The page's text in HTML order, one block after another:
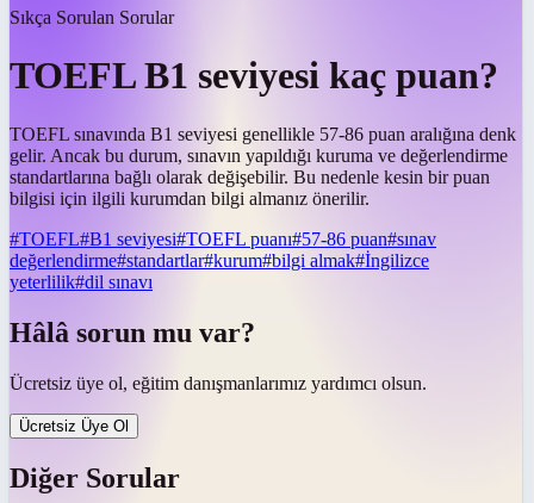
Sıkça Sorulan Sorular
TOEFL B1 seviyesi kaç puan?
TOEFL sınavında B1 seviyesi genellikle 57-86 puan aralığına denk
gelir. Ancak bu durum, sınavın yapıldığı kuruma ve değerlendirme
standartlarına bağlı olarak değişebilir. Bu nedenle kesin bir puan
bilgisi için ilgili kurumdan bilgi almanız önerilir.
#TOEFL#B1 seviyesi#TOEFL puanı#57-86 puan#sınav
değerlendirme#standartlar#kurum#bilgi almak#İngilizce
yeterlilik#dil sınavı
Hâlâ sorun mu var?
Ücretsiz üye ol, eğitim danışmanlarımız yardımcı olsun.
Ücretsiz Üye Ol
Diğer Sorular